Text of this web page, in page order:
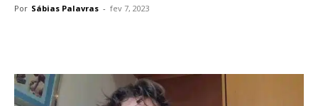
Por Sábias Palavras - fev 7, 2023